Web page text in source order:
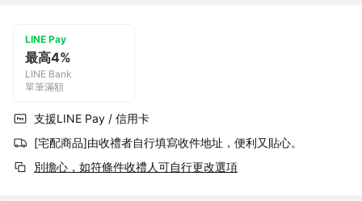
LINE Pay
最高4%
LINE Bank
單筆滿額
支援LINE Pay / 信用卡
[宅配商品]由收禮者自行填寫收件地址，便利又貼心。
別擔心，如符條件收禮人可自行更改選項